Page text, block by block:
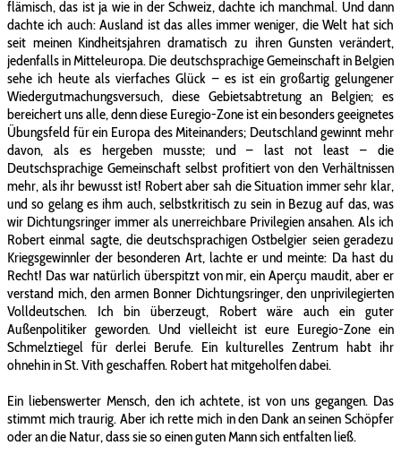
flämisch, das ist ja wie in der Schweiz, dachte ich manchmal. Und dann
dachte ich auch: Ausland ist das alles immer weniger, die Welt hat sich
seit meinen Kindheitsjahren dramatisch zu ihren Gunsten verändert,
jedenfalls in Mitteleuropa. Die deutschsprachige Gemeinschaft in Belgien
sehe ich heute als vierfaches Glück – es ist ein großartig gelungener
Wiedergutmachungsversuch, diese Gebietsabtretung an Belgien; es
bereichert uns alle, denn diese Euregio-Zone ist ein besonders geeignetes
Übungsfeld für ein Europa des Miteinanders; Deutschland gewinnt mehr
davon, als es hergeben musste; und – last not least – die
Deutschsprachige Gemeinschaft selbst profitiert von den Verhältnissen
mehr, als ihr bewusst ist! Robert aber sah die Situation immer sehr klar,
und so gelang es ihm auch, selbstkritisch zu sein in Bezug auf das, was
wir Dichtungsringer immer als unerreichbare Privilegien ansahen. Als ich
Robert einmal sagte, die deutschsprachigen Ostbelgier seien geradezu
Kriegsgewinnler der besonderen Art, lachte er und meinte: Da hast du
Recht! Das war natürlich überspitzt von mir, ein Aperçu maudit, aber er
verstand mich, den armen Bonner Dichtungsringer, den unprivilegierten
Volldeutschen. Ich bin überzeugt, Robert wäre auch ein guter
Außenpolitiker geworden. Und vielleicht ist eure Euregio-Zone ein
Schmelztiegel für derlei Berufe. Ein kulturelles Zentrum habt ihr
ohnehin in St. Vith geschaffen. Robert hat mitgeholfen dabei.
Ein liebenswerter Mensch, den ich achtete, ist von uns gegangen. Das
stimmt mich traurig. Aber ich rette mich in den Dank an seinen Schöpfer
oder an die Natur, dass sie so einen guten Mann sich entfalten ließ.